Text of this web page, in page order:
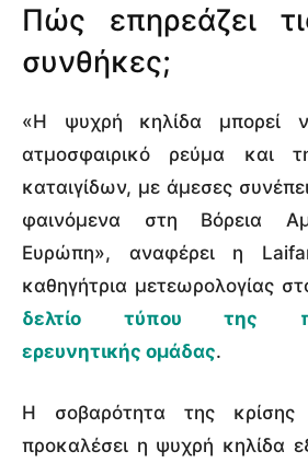
Πώς επηρεάζει
συνθήκες;
«Η ψυχρή κηλίδα μπορεί
ατμοσφαιρικό ρεύμα και
καταιγίδων, με άμεσες
φαινόμενα στη Βόρεια
Ευρώπη», αναφέρει η
καθηγήτρια μετεωρολογίας
δελτίο τύπου της
ερευνητικής ομάδας.
Η σοβαρότητα της
προκαλέσει η ψυχρή κηλίδα